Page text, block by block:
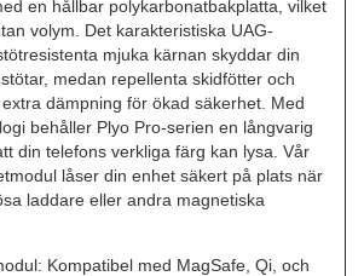
en hållbar polykarbonatbakplatta, vilket
volym. Det karakteristiska UAG-
mjuka kärnan skyddar din
medan repellenta skidfötter och
dämpning för ökad säkerhet. Med
behåller Plyo Pro-serien en långvarig
din telefons verkliga färg kan lysa. Vår
låser din enhet säkert på plats när
laddare eller andra magnetiska
Kompatibel med MagSafe, Qi, och